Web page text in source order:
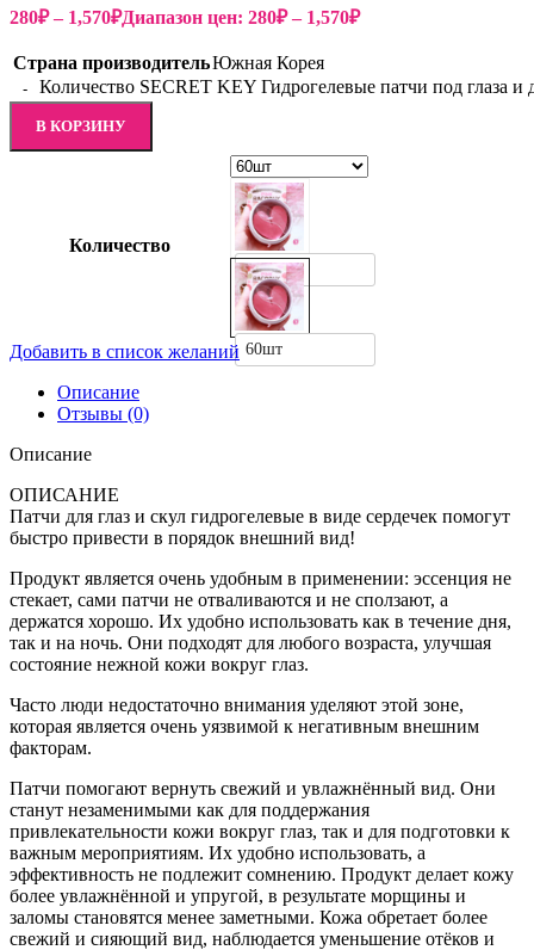
280₽ – 1,570₽Диапазон цен: 280₽ – 1,570₽
Страна производительЮжная Корея
Количество SECRET KEY Гидрогелевые патчи под глаза
В КОРЗИНУ
Количество
2шт
60шт
Добавить в список желаний
Описание
Отзывы (0)
Описание
ОПИСАНИЕ
Патчи для глаз и скул гидрогелевые в виде сердечек помогут
быстро привести в порядок внешний вид!
Продукт является очень удобным в применении: эссенция не
стекает, сами патчи не отваливаются и не сползают, а
держатся хорошо. Их удобно использовать как в течение дня,
так и на ночь. Они подходят для любого возраста, улучшая
состояние нежной кожи вокруг глаз.
Часто люди недостаточно внимания уделяют этой зоне,
которая является очень уязвимой к негативным внешним
факторам.
Патчи помогают вернуть свежий и увлажнённый вид. Они
станут незаменимыми как для поддержания
привлекательности кожи вокруг глаз, так и для подготовки к
важным мероприятиям. Их удобно использовать, а
эффективность не подлежит сомнению. Продукт делает кожу
более увлажнённой и упругой, в результате морщины и
заломы становятся менее заметными. Кожа обретает более
свежий и сияющий вид, наблюдается уменьшение отёков и